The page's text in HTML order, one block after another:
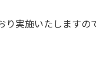
実施いたしますの